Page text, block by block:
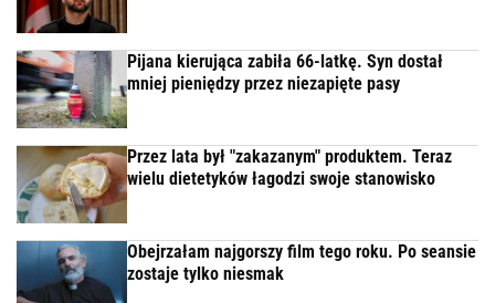
Pijana kierująca zabiła 66-latkę. Syn dostał
mniej pieniędzy przez niezapięte pasy
Przez lata był "zakazanym" produktem. Teraz
wielu dietetyków łagodzi swoje stanowisko
Obejrzałam najgorszy film tego roku. Po seansie
zostaje tylko niesmak